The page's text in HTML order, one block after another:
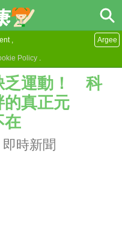
,
Policy .
Argee
乏運動！ 科
的真正元
在
即時新聞